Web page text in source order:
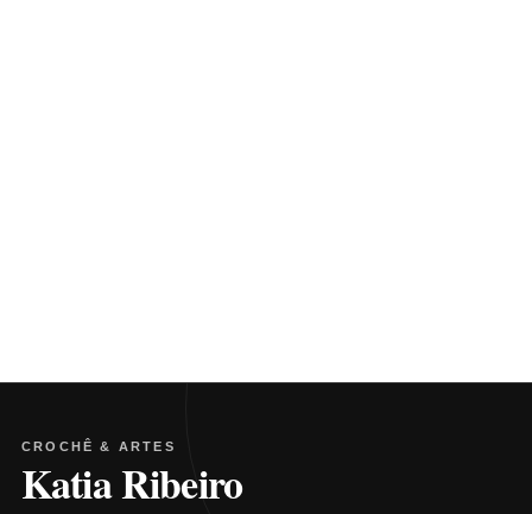
CROCHÊ & ARTES
Katia Ribeiro